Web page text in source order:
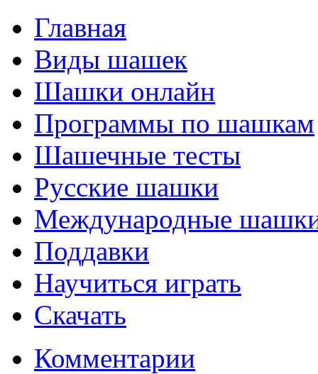
Главная
Виды шашек
Шашки онлайн
Программы по шашкам
Шашечные тесты
Русские шашки
Международные
Поддавки
Научиться играть
Скачать
Комментарии